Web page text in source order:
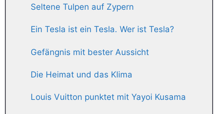
Seltene Tulpen auf Zypern
Ein Tesla ist ein Tesla. Wer ist Tesla?
Gefängnis mit bester Aussicht
Die Heimat und das Klima
Louis Vuitton punktet mit Yayoi Kusama